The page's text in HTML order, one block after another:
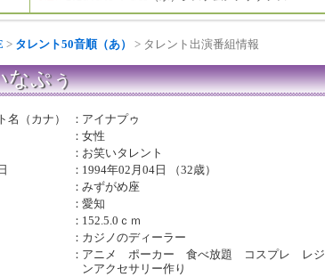
> タレント50音順（あ） > タレント出演番組情報
なぷぅ
名（カナ） ： アイナプゥ
：女性
： お笑いタレント
： 1994年02月04日 （32歳）
：みずがめ座
：愛知
： 152.5.0ｃｍ
： カジノのディーラー
： アニメ ポーカー 食べ放題 コスプレ レジ
ンアクセサリー作り